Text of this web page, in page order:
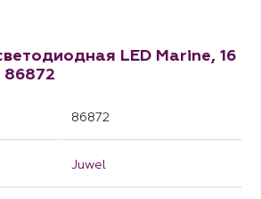
LED Marine, 16
86872
86872
Juwel